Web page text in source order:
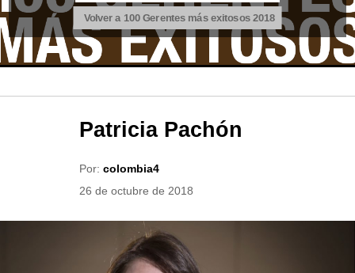
Volver a 100 Gerentes más exitosos 2018
Patricia Pachón
Por: colombia4
26 de octubre de 2018